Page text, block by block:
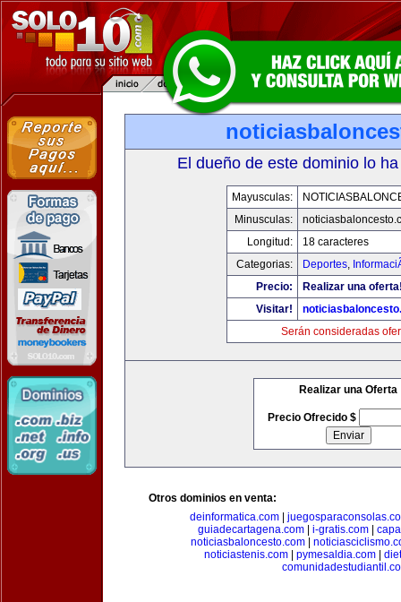
El dueño de este dominio lo
Mayusculas:
Minusculas:
Longitud:
18 caracteres
Categorias:
Deportes,
Precio:
Realizar una
Visitar!
Serán consideradas
Realizar una Oferta
Precio Ofrecido $
Otros dominios en venta:
deinformatica.com
guiadecartagena.com| i-gratis.com|
noticiasbaloncesto.com
noticiastenis.com
pymesaldia.com